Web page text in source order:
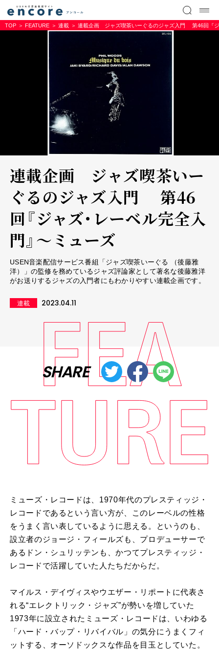
TOP FEATURE 連載 連載企画 ジャズ喫茶いーぐるのジャズ入門 第46回『ジ
連載企画 ジャズ喫茶いー
ぐるのジャズ入門 第46
回『ジャズ･レーベル完全入
門』～ミューズ
USEN音楽配信サービス番組「ジャズ喫茶いーぐる （後藤雅
洋）」の監修を務めているジャズ評論家として著名な後藤雅洋
がお送りするジャズの入門者にもわかりやすい連載企画です。
連載 2023.04.11
SHARE
ミューズ・レコードは、 1970年代のプレスティッジ・
レコードであるという言い方が、このレーベルの性格
をうまく言い表しているように思える。というのも、
設立者のジョージ・フィールズも、プロデューサーで
あるドン・シュリッテンも、かつてプレスティッジ・
レコードで活躍していた人たちだからだ。
マイルス・デイヴィスやウエザー・リポートに代表さ
れる“エレクトリック・ジャズ”が勢いを増していた
1973年に設立されたミューズ・レコードは、いわゆる
「ハード・バップ・リバイバル」の気分にうまくフィ
ットする、オーソドックスな作品を目玉としていた。